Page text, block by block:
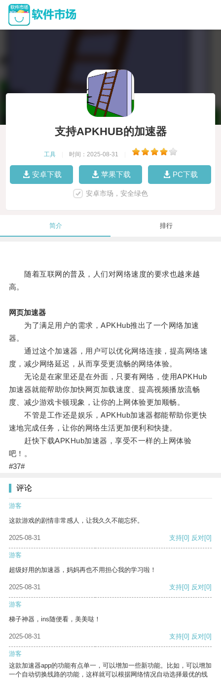
支持APKHUB的加速器
工具 时间：2025-08-31
安卓下载 苹果下载 PC下载
安卓市场，安全绿色
简介 排行
随着互联网的普及，人们对网络速度的要求也越来越
高。
网页加速器
为了满足用户的需求，APKHub推出了一个网络加速
器。
通过这个加速器，用户可以优化网络连接，提高网络速
度，减少网络延迟，从而享受更流畅的网络体验。
无论是在家里还是在外面，只要有网络，使用APKHub
加速器就能帮助你加快网页加载速度、提高视频播放流畅
度、减少游戏卡顿现象，让你的上网体验更加顺畅。
不管是工作还是娱乐，APKHub加速器都能帮助你更快
速地完成任务，让你的网络生活更加便利和快捷。
赶快下载APKHub加速器，享受不一样的上网体验
吧！。
#37#
评论
游客
这款游戏的剧情非常感人，让我久久不能忘怀。
2025-08-31 支持[0] 反对[0]
游客
超级好用的加速器，妈妈再也不用担心我的学习啦！
2025-08-31 支持[0] 反对[0]
游客
梯子神器，ins随便看，美美哒！
2025-08-31 支持[0] 反对[0]
游客
这款加速器app的功能有点单一，可以增加一些新功能。比如，可以增加
一个自动切换线路的功能，这样就可以根据网络情况自动选择最优的线